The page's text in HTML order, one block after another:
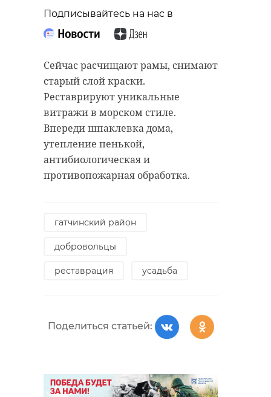
Подписывайтесь на нас в
Сейчас расчищают рамы, снимают
старый слой краски.
Реставрируют уникальные
витражи в морском стиле.
Впереди шпаклевка дома,
утепление пенькой,
антибиологическая и
противопожарная обработка.
гатчинский район
добровольцы
реставрация усадьба
Поделиться статьей: